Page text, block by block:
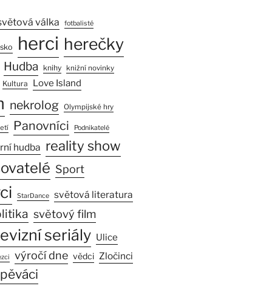
válka fotbalisté
herci herečky
Hudba knihy knižní novinky
Kultura Love Island
nekrolog Olympijské hry
Panovníci Podnikatelé
hudba reality show
Sport
StarDance světová literatura
světový film
seriály Ulice
výročí dne vědci Zločinci